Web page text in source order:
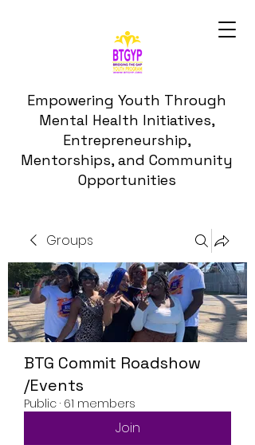
Empowering Youth Through
Mental Health Initiatives,
Entrepreneurship,
Mentorships, and Community
Opportunities
Groups
BTG Commit Roadshow
/Events
Public · 61 members
Join